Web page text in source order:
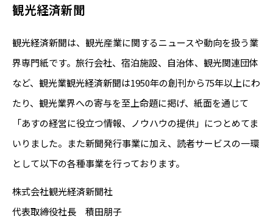
観光経済新聞
観光経済新聞は、観光産業に関するニュースや動向を扱う業
界専門紙です。旅行会社、宿泊施設、自治体、観光関連団体
など、観光業観光経済新聞は1950年の創刊から75年以上にわ
たり、観光業界への寄与を至上命題に掲げ、紙面を通じて
「あすの経営に役立つ情報、ノウハウの提供」につとめてま
いりました。また新聞発行事業に加え、読者サービスの一環
として以下の各種事業を行っております。
株式会社観光経済新聞社
代表取締役社長 積田朋子